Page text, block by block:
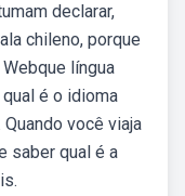
declarar,
chileno, porque
língua
é o idioma
você viaja
saber qual é a